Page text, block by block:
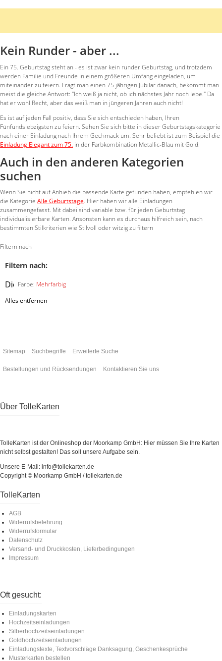
Kein Runder - aber ...
Ein 75. Geburtstag steht an - es ist zwar kein runder Geburtstag, und trotzdem
werden Familie und Freunde in einem größeren Umfang eingeladen, um
miteinander zu feiern. Fragt man einen 75 jährigen Jubilar danach, bekommt man
meist die gleiche Antwort: "Ich weiß ja nicht, ob ich nächstes Jahr noch lebe." Da
hat er wohl Recht, aber das weiß man in jüngeren Jahren auch nicht!
Es ist auf jeden Fall positiv, dass Sie sich entschieden haben, Ihren
Fünfundsiebzigsten zu feiern. Sehen Sie sich bitte in dieser Geburtstagskategorie
nach einer Einladung nach Ihrem Gechmack um. Sehr beliebt ist zum Beispiel die
Einladung Elegant zum 75. in der Farbkombination Metallic-Blau mit Gold.
Auch in den anderen Kategorien
suchen
Wenn Sie nicht auf Anhieb die passende Karte gefunden haben, empfehlen wir
die Kategorie Alle Geburtstage. Hier haben wir alle Einladungen
zusammengefasst. Mit dabei sind variable bzw. für jeden Geburtstag
individualisierbare Karten. Ansonsten kann es durchaus hilfreich sein, nach
bestimmten Stilkriterien wie Stilvoll oder witzig zu filtern
Filtern nach
Filtern nach:
Farbe: Mehrfarbig
Diesen
entfernen
Alles entfernen
Sitemap Suchbegriffe Erweiterte Suche
Bestellungen und Rücksendungen Kontaktieren Sie uns
Über TolleKarten
TolleKarten ist der Onlineshop der Moorkamp GmbH: Hier müssen Sie Ihre Karten
nicht selbst gestalten! Das soll unsere Aufgabe sein.
Unsere E-Mail: info@tollekarten.de
Copyright © Moorkamp GmbH / tollekarten.de
TolleKarten
AGB
Widerrufsbelehrung
Widerrufsformular
Datenschutz
Versand- und Druckkosten, Lieferbedingungen
Impressum
Oft gesucht:
Einladungskarten
Hochzeitseinladungen
Silberhochzeitseinladungen
Goldhochzeitseinladungen
Einladungstexte, Textvorschläge Danksagung, Geschenkesprüche
Musterkarten bestellen